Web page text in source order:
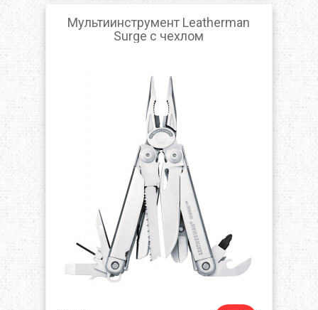
Мультиинструмент Leatherman
Surge с чехлом